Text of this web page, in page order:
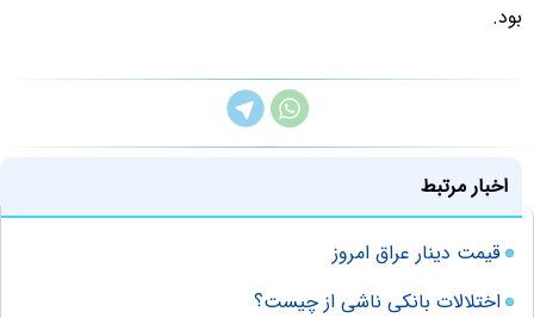
بود.
اخبار مرتبط
قیمت دینار عراق امروز
اختلالات بانکی ناشی از چیست؟